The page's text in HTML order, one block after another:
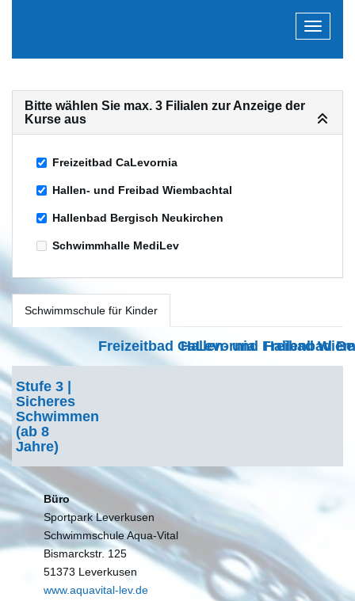
Bitte wählen Sie max. 3 Filialen zur Anzeige der
Kurse aus
Freizeitbad CaLevornia
Hallen- und Freibad Wiembachtal
Hallenbad Bergisch Neukirchen
Schwimmhalle MediLev
Schwimmschule für Kinder
Freizeitbad CaLevornia
Hallen- und Freibad
Hallenbad
Stufe 3 |
Sicheres
Schwimmen
(ab 8
Jahre)
Büro
Sportpark Leverkusen
Schwimmschule Aqua-Vital
Bismarckstr. 125
51373 Leverkusen
www.aquavital-lev.de